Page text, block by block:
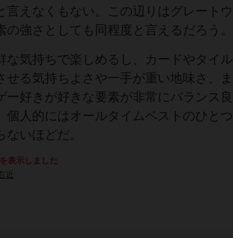
えなくもない。この辺りはグレートウ
強さとしても同程度と言えるだろう。
気持ちで楽しめるし、カードやタイル
る気持ちよさや一手が重い地味さ、ま
好きが好きな要素が非常にバランス良
人的にはオールタイムベストのひとつ
いほどだ。
表示しました
近